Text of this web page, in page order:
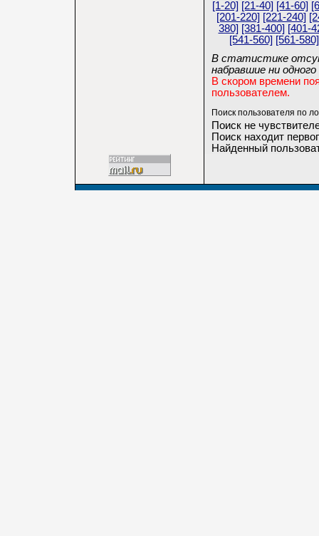
[1-20] [21-40] [41-60]
[201-220] [221-240]
380] [381-400] [401-
[541-560] [561-580]
В статистике
набравшие ни одного
В скором времени
пользователем.
Поиск пользователя по
Поиск не
Поиск находит
Найденный